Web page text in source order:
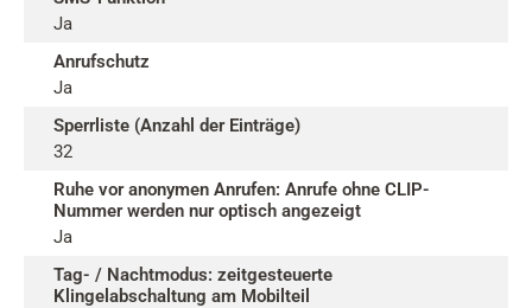
Ja
Anrufschutz
Ja
Sperrliste (Anzahl der Einträge)
32
Ruhe vor anonymen Anrufen: Anrufe ohne CLIP-
Nummer werden nur optisch angezeigt
Ja
Tag- / Nachtmodus: zeitgesteuerte
Klingelabschaltung am Mobilteil